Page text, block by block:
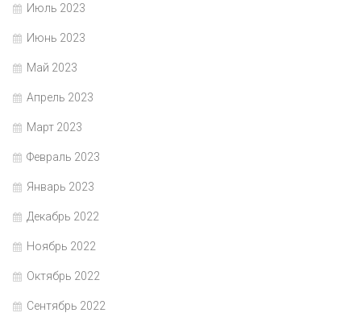
Июль 2023
Июнь 2023
Май 2023
Апрель 2023
Март 2023
Февраль 2023
Январь 2023
Декабрь 2022
Ноябрь 2022
Октябрь 2022
Сентябрь 2022